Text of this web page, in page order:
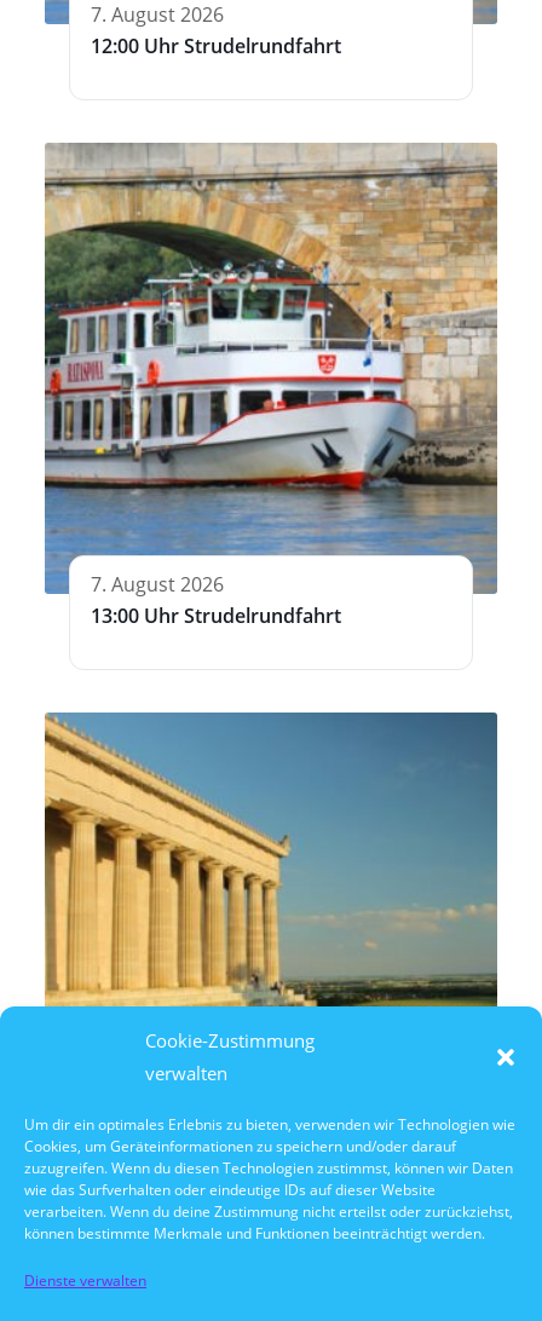
Cookie-Zustimmung
verwalten
Um dir ein optimales Erlebnis zu bieten, verwenden wir Technologien wie
Cookies, um Geräteinformationen zu speichern und/oder darauf
zuzugreifen. Wenn du diesen Technologien zustimmst, können wir Daten
wie das Surfverhalten oder eindeutige IDs auf dieser Website
verarbeiten. Wenn du deine Zustimmung nicht erteilst oder zurückziehst,
können bestimmte Merkmale und Funktionen beeinträchtigt werden.
Dienste verwalten
7. August 2026
12:00 Uhr Strudelrundfahrt
7. August 2026
13:00 Uhr Strudelrundfahrt
7. August 2026
14:30 Uhr Walhalla Schifffahrt